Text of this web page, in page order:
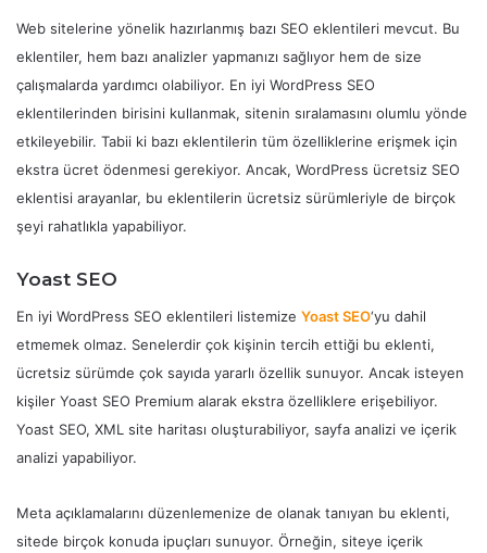
Web sitelerine yönelik hazırlanmış bazı SEO eklentileri mevcut. Bu
eklentiler, hem bazı analizler yapmanızı sağlıyor hem de size
çalışmalarda yardımcı olabiliyor. En iyi WordPress SEO
eklentilerinden birisini kullanmak, sitenin sıralamasını olumlu yönde
etkileyebilir. Tabii ki bazı eklentilerin tüm özelliklerine erişmek için
ekstra ücret ödenmesi gerekiyor. Ancak, WordPress ücretsiz SEO
eklentisi arayanlar, bu eklentilerin ücretsiz sürümleriyle de birçok
şeyi rahatlıkla yapabiliyor.
Yoast SEO
En iyi WordPress SEO eklentileri listemize Yoast SEO‘yu dahil
etmemek olmaz. Senelerdir çok kişinin tercih ettiği bu eklenti,
ücretsiz sürümde çok sayıda yararlı özellik sunuyor. Ancak isteyen
kişiler Yoast SEO Premium alarak ekstra özelliklere erişebiliyor.
Yoast SEO, XML site haritası oluşturabiliyor, sayfa analizi ve içerik
analizi yapabiliyor.
Meta açıklamalarını düzenlemenize de olanak tanıyan bu eklenti,
sitede birçok konuda ipuçları sunuyor. Örneğin, siteye içerik